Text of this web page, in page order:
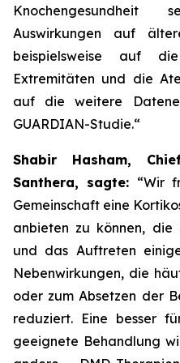
Auswirkungen auf
beispielsweise auf
Extremitäten und die
auf die weitere
GUARDIAN-Studie.“
Shabir Hasham,
Santhera, sagte: “Wir
Gemeinschaft eine
anbieten zu können,
und das Auftreten
Nebenwirkungen, die
oder zum Absetzen der
reduziert. Eine besser
geeignete Behandlung